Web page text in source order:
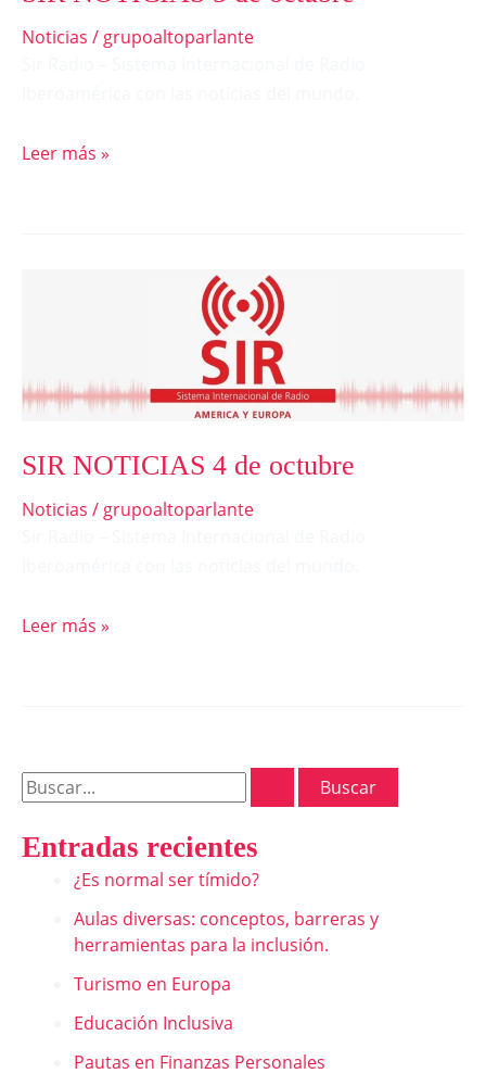
Noticias / grupoaltoparlante
Leer más »
SIR NOTICIAS 4 de octubre
Noticias / grupoaltoparlante
octubre
Leer más »
Entradas recientes
¿Es normal ser tímido?
Aulas diversas: conceptos, barreras y
herramientas para la inclusión.
Turismo en Europa
Educación Inclusiva
Pautas en Finanzas Personales